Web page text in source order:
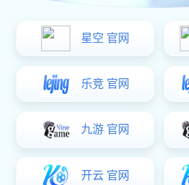
AI赋能数智试验 聚焦场景应用新